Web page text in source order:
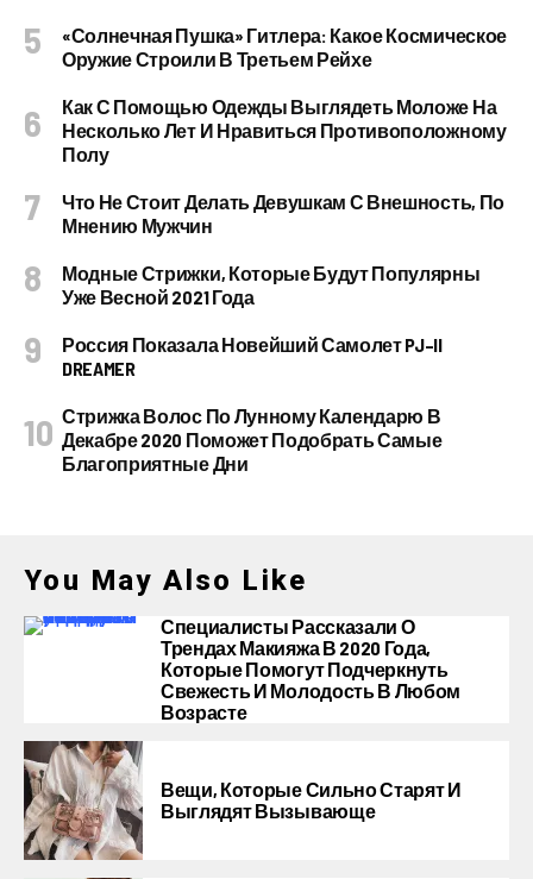
«Солнечная Пушка» Гитлера: Какое Космическое
Оружие Строили В Третьем Рейхе
Как С Помощью Одежды Выглядеть Моложе На
Несколько Лет И Нравиться Противоположному
Полу
Что Не Стоит Делать Девушкам С Внешность, По
Мнению Мужчин
Модные Стрижки, Которые Будут Популярны
Уже Весной 2021 Года
Россия Показала Новейший Самолет PJ–II
DREAMER
Стрижка Волос По Лунному Календарю В
Декабре 2020 Поможет Подобрать Самые
Благоприятные Дни
You May Also Like
Специалисты Рассказали О
Трендах Макияжа В 2020 Года,
Которые Помогут Подчеркнуть
Свежесть И Молодость В Любом
Возрасте
Вещи, Которые Сильно Старят И
Выглядят Вызывающе